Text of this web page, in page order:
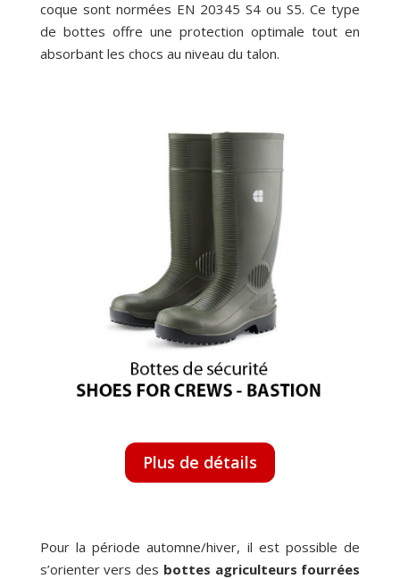
coque sont normées EN 20345 S4 ou S5. Ce type
de bottes offre une protection optimale tout en
absorbant les chocs au niveau du talon.
Plus de détails
Pour la période automne/hiver, il est possible de
s’orienter vers des bottes agriculteurs fourrées